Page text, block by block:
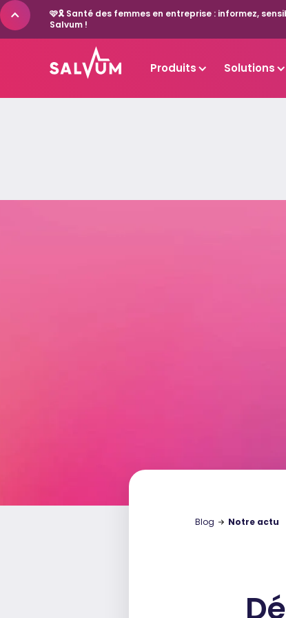
🩷🎗️ Santé des femmes en entreprise : informez,
Salvum !
Produits Solutions
Blog Notre actu